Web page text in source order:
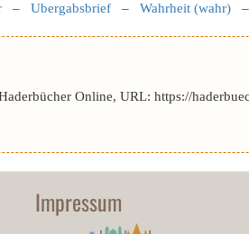
– Ubergabsbrief – Wahrheit (wahr) –
Online, URL: https://
Impressum